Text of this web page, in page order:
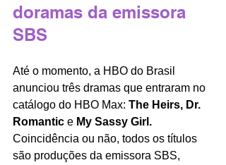
doramas da emissora
SBS
Até o momento, a HBO do Brasil
anunciou três dramas que entraram no
catálogo do HBO Max: The Heirs, Dr.
Romantic e My Sassy Girl.
Coincidência ou não, todos os títulos
são produções da emissora SBS,